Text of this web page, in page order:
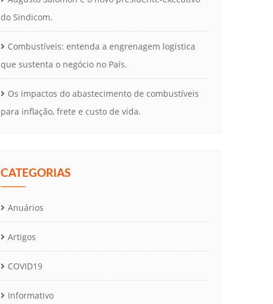
do Sindicom.
Combustíveis: entenda a engrenagem logística
que sustenta o negócio no País.
Os impactos do abastecimento de combustíveis
para inflação, frete e custo de vida.
CATEGORIAS
Anuários
Artigos
COVID19
Informativo